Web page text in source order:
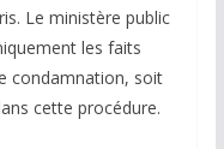
Le ministère public
les faits
condamnation, soit
cette procédure.